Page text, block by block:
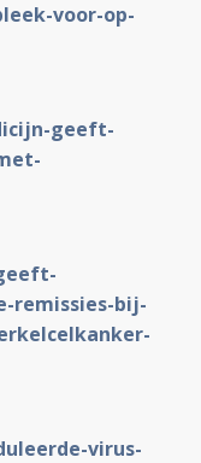
voor-op-
geeft-
remissies-bij-
virus-